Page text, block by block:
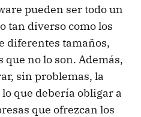
pueden ser todo un
tan diverso como los
diferentes tamaños,
no lo son. Además,
sin problemas, la
que debería obligar a
que ofrezcan los